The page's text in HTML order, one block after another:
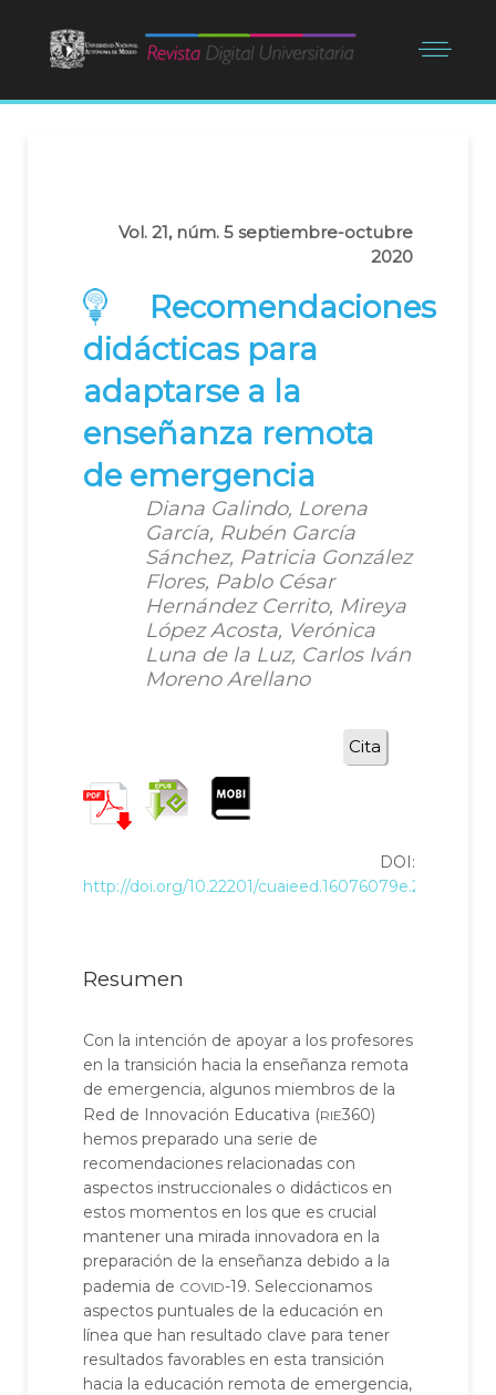
Vol. 21, núm. 5 septiembre-octubre
2020
Recomendaciones
didácticas para
adaptarse a la
enseñanza remota
de emergencia
Diana Galindo, Lorena
García, Rubén García
Sánchez, Patricia González
Flores, Pablo César
Hernández Cerrito, Mireya
López Acosta, Verónica
Luna de la Luz, Carlos Iván
Moreno Arellano
Cita
DOI:
http://doi.org/10.22201/
Resumen
Con la intención de apoyar a los profesores
en la transición hacia la enseñanza remota
de emergencia, algunos miembros de la
Red de Innovación Educativa (rie360)
hemos preparado una serie de
recomendaciones relacionadas con
aspectos instruccionales o didácticos en
estos momentos en los que es crucial
mantener una mirada innovadora en la
preparación de la enseñanza debido a la
pademia de covid-19. Seleccionamos
aspectos puntuales de la educación en
línea que han resultado clave para tener
resultados favorables en esta transición
hacia la educación remota de emergencia,